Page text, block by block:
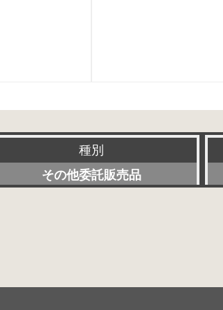
種別
その他委託販売品